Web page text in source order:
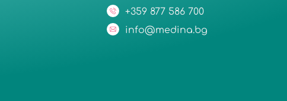
+359 877 586 700
info@medina.bg